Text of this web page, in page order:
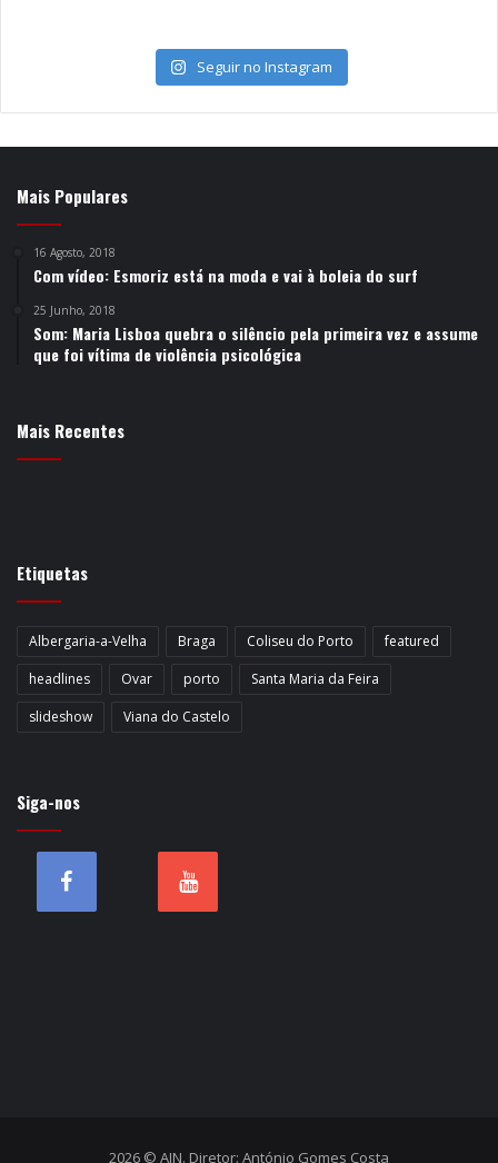
Seguir no Instagram
Mais Populares
16 Agosto, 2018
Com vídeo: Esmoriz está na moda e vai à boleia do surf
25 Junho, 2018
Som: Maria Lisboa quebra o silêncio pela primeira vez e assume
que foi vítima de violência psicológica
Mais Recentes
Etiquetas
Albergaria-a-Velha Braga Coliseu do Porto
featured
headlines
Ovar porto
Santa Maria da Feira
slideshow
Viana do Castelo
Siga-nos
2026 © AIN. Diretor: António Gomes Costa